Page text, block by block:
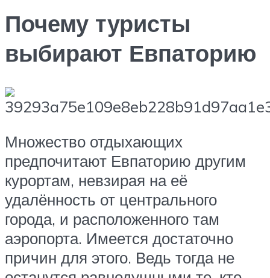
Почему туристы
выбирают Евпаторию
Множество отдыхающих
предпочитают Евпаторию другим
курортам, невзирая на её
удалённость от центрального
города, и расположенного там
аэропорта. Имеется достаточно
причин для этого. Ведь тогда не